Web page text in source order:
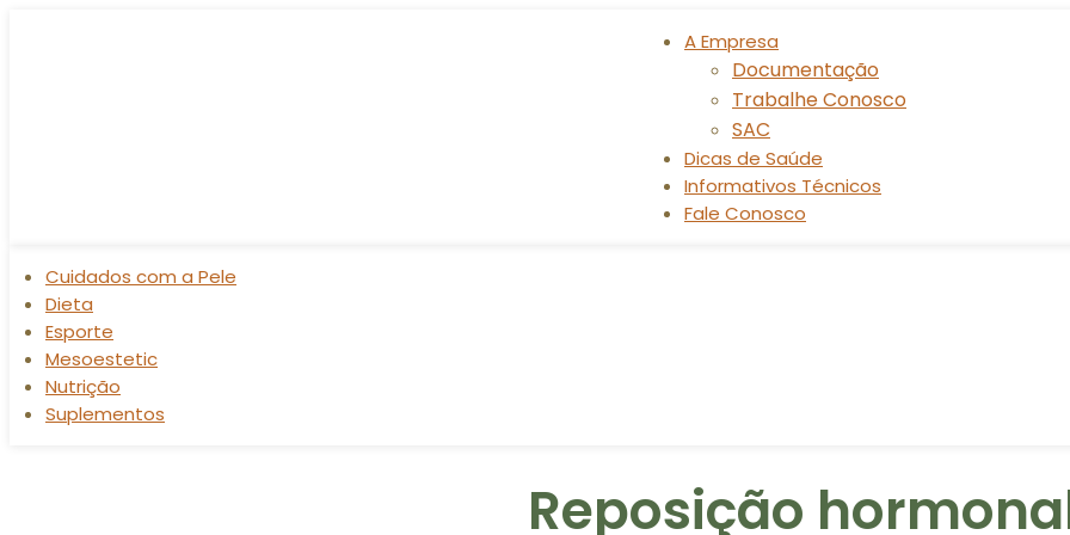
A Empresa
Documentação
Trabalhe Conosco
SAC
Dicas de Saúde
Informativos Técnicos
Fale Conosco
Cuidados com a Pele
Dieta
Esporte
Mesoestetic
Nutrição
Suplementos
Reposição